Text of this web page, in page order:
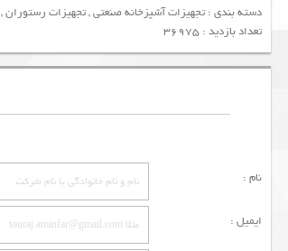
دسته بندی :تجهیزات آشپزخانه صنعتی,تجهیزات رستوران,
تعداد بازدید : 36975
نام :
ایمیل :